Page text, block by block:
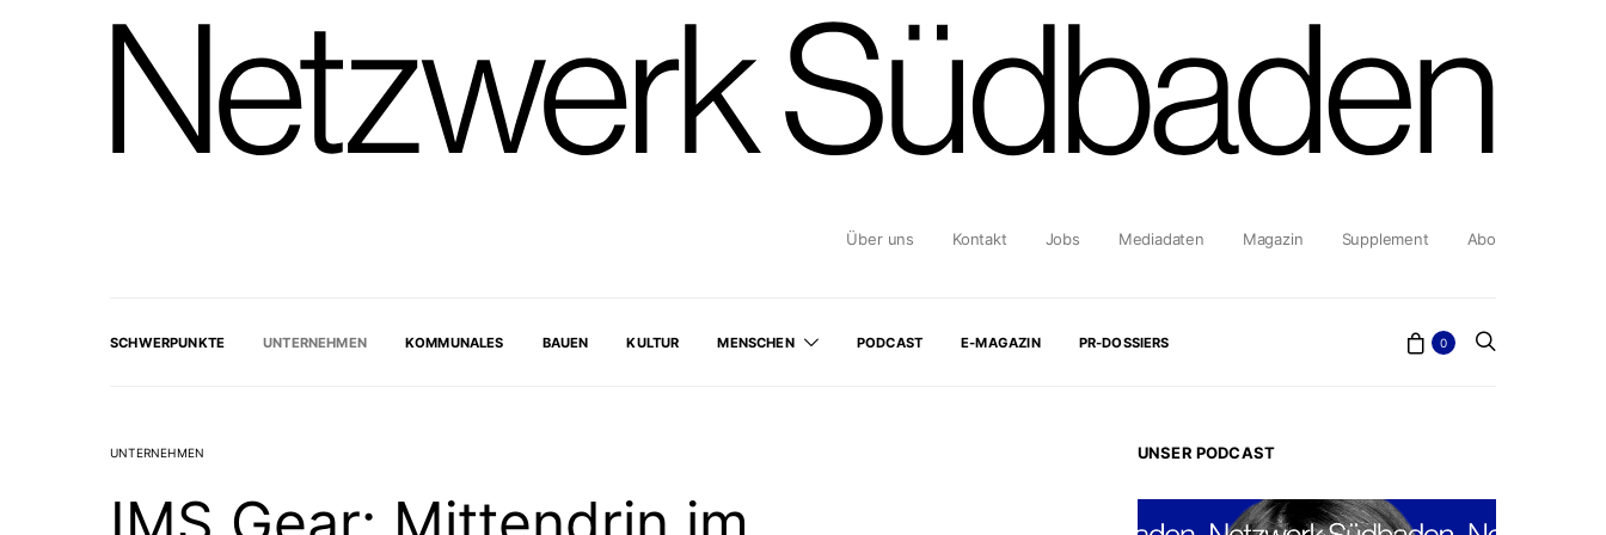
Über uns Kontakt Jobs Mediadaten Magazin Supplement Abo
SCHWERPUNKTE UNTERNEHMEN KOMMUNALES BAUEN KULTUR MENSCHEN PODCAST E-MAGAZIN PR-DOSSIERS 0
UNTERNEHMEN UNSER PODCAST